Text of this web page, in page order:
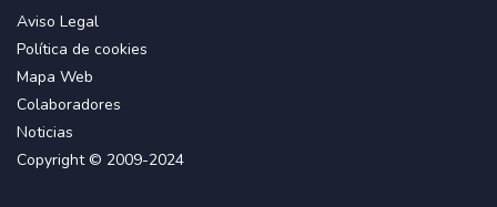
Yan y Son de Cuba – Músicos (Cuba)
Aviso Legal
Política de cookies
Mapa Web
Colaboradores
Noticias
Copyright © 2009-2024